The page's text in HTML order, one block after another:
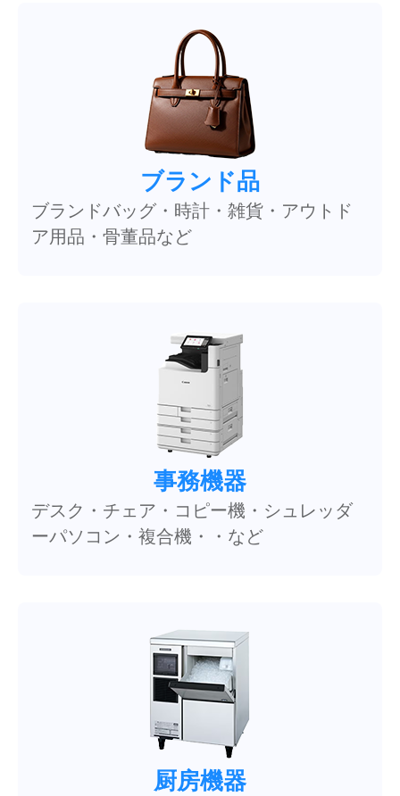
ブランド品
ブランドバッグ・時計・雑貨・アウトド
ア用品・骨董品など
事務機器
デスク・チェア・コピー機・シュレッダ
ーパソコン・複合機・・など
厨房機器